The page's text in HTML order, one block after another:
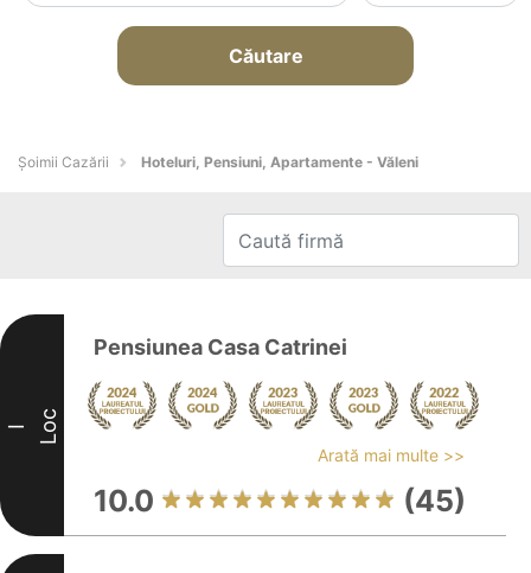
Căutare
Șoimii Cazării Hoteluri, Pensiuni, Apartamente - Văleni
I Loc
Pensiunea Casa Catrinei
Arată mai multe >>
10.0 (45)